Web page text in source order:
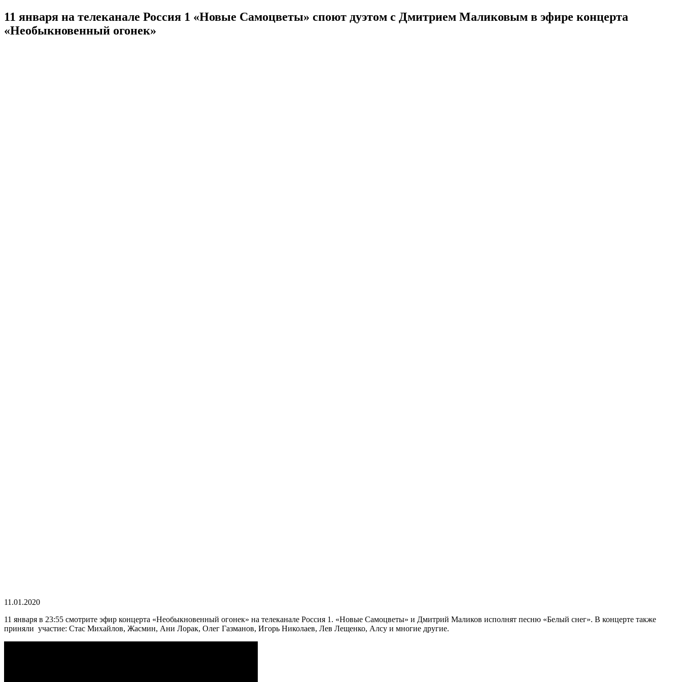
11 января на телеканале Россия 1 «Новые Самоцветы» споют дуэтом с Дмитрием Маликовым в эфире концерта
«Необыкновенный огонек»
11.01.2020
11 января в 23:55 смотрите эфир концерта «Необыкновенный огонек» на телеканале Россия 1. «Новые Самоцветы» и Дмитрий Маликов исполнят песню «Белый снег». В концерте также
приняли участие: Стас Михайлов, Жасмин, Ани Лорак, Олег Газманов, Игорь Николаев, Лев Лещенко, Алсу и многие другие.